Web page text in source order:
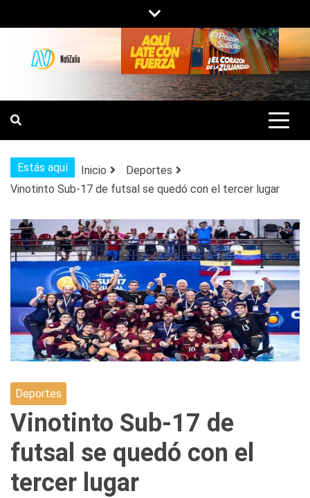
al
contenido
NOTIZULIA
NOTICIAS DEL ZULIA, VENEZUELA Y
DE INTERÉS GENERAL.
Estás aquí Inicio
Deportes
Vinotinto Sub-17 de futsal se quedó con el tercer lugar
Deportes
Vinotinto Sub-17 de
futsal se quedó con el
tercer lugar